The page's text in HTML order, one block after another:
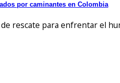
por caminantes en Colombia
rescate para enfrentar el